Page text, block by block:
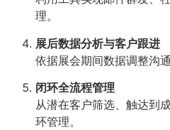
理。
展后数据分析与客户跟进
依据展会期间数据调整沟
闭环全流程管理
从潜在客户筛选、触达到
环管理。